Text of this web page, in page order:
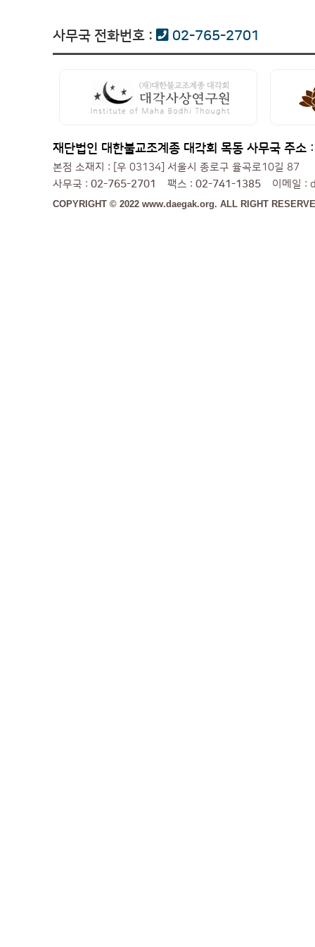
사무국 전화번호 : 02-765-2701
재단법인 대한불교조계종 대각회 목동 사무국 주
본점 소재지 : [우 03134] 서울시 종로구 율곡로10길 87
사무국 : 02-765-2701 팩스 : 02-741-1385 이메일 :
COPYRIGHT © 2022 www.daegak.org. ALL RIGHT